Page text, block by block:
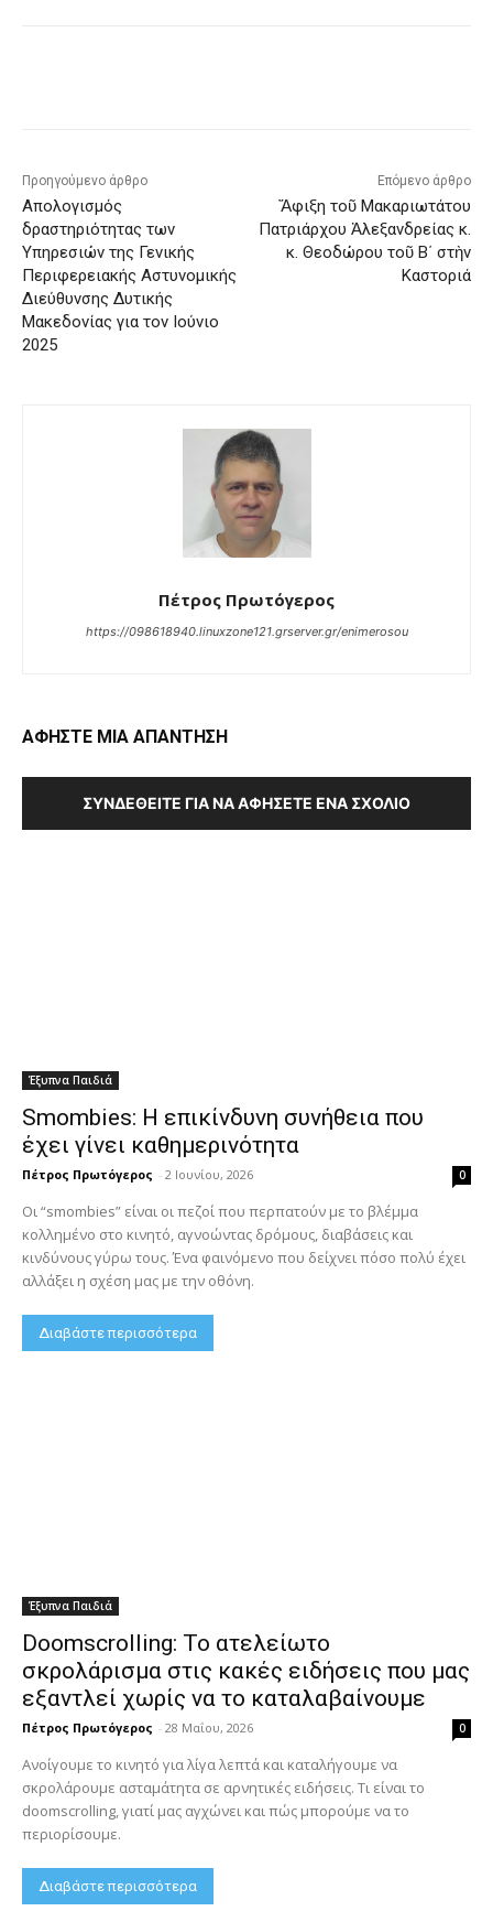
Προηγούμενο άρθρο
Απολογισμός
δραστηριότητας των
Υπηρεσιών της Γενικής
Περιφερειακής Αστυνομικής
Διεύθυνσης Δυτικής
Μακεδονίας για τον Ιούνιο
2025
Επόμενο άρθρο
Ἄφιξη τοῦ Μακαριωτάτου
Πατριάρχου Ἀλεξανδρείας κ.
κ. Θεοδώρου τοῦ Β΄ στὴν
Καστοριά
Πέτρος Πρωτόγερος
https://098618940.linuxzone121.grserver.gr/enimerosou
ΑΦΗΣΤΕ ΜΙΑ ΑΠΑΝΤΗΣΗ
ΣΥΝΔΕΘΕΊΤΕ ΓΙΑ ΝΑ ΑΦΉΣΕΤΕ ΈΝΑ ΣΧΌΛΙΟ
Έξυπνα Παιδιά
Smombies: Η επικίνδυνη συνήθεια που
έχει γίνει καθημερινότητα
Πέτρος Πρωτόγερος - 2 Ιουνίου, 2026 0
Οι “smombies” είναι οι πεζοί που περπατούν με το βλέμμα
κολλημένο στο κινητό, αγνοώντας δρόμους, διαβάσεις και
κινδύνους γύρω τους. Ένα φαινόμενο που δείχνει πόσο πολύ έχει
αλλάξει η σχέση μας με την οθόνη.
Διαβάστε περισσότερα
Έξυπνα Παιδιά
Doomscrolling: Το ατελείωτο
σκρολάρισμα στις κακές ειδήσεις που μας
εξαντλεί χωρίς να το καταλαβαίνουμε
Πέτρος Πρωτόγερος - 28 Μαΐου, 2026 0
Ανοίγουμε το κινητό για λίγα λεπτά και καταλήγουμε να
σκρολάρουμε ασταμάτητα σε αρνητικές ειδήσεις. Τι είναι το
doomscrolling, γιατί μας αγχώνει και πώς μπορούμε να το
περιορίσουμε.
Διαβάστε περισσότερα